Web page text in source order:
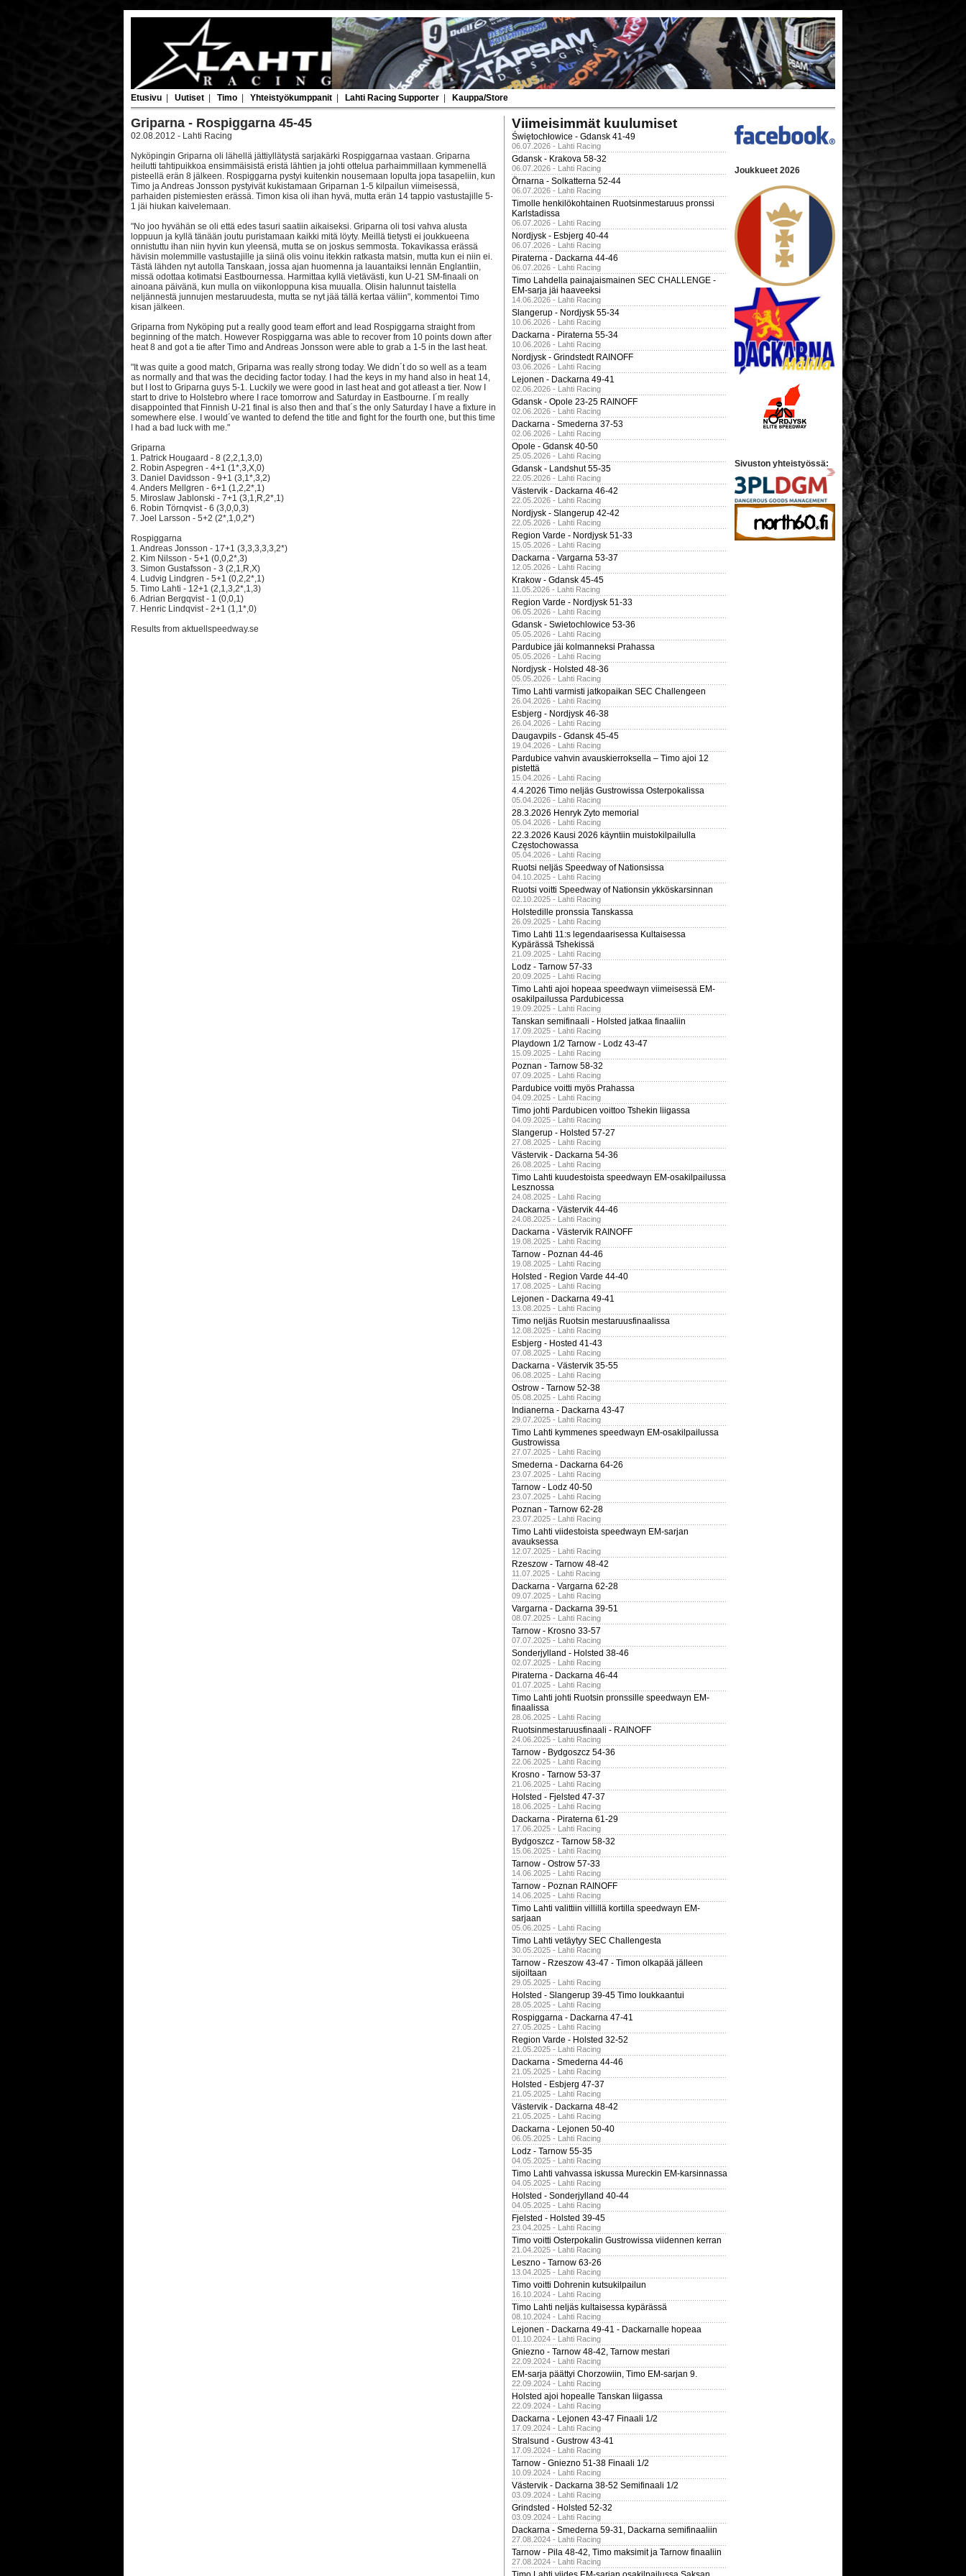
Etusivu Uutiset Timo Yhteistyökumppanit Lahti Racing Supporter Kauppa/Store
Griparna - Rospiggarna 45-45
02.08.2012 - Lahti Racing
Nyköpingin Griparna oli lähellä jättiyllätystä sarjakärki Rospiggarnaa vastaan. Griparna
heilutti tahtipuikkoa ensimmäisistä eristä lähtien ja johti ottelua parhaimmillaan kymmenellä
pisteellä erän 8 jälkeen. Rospiggarna pystyi kuitenkin nousemaan lopulta jopa tasapeliin, kun
Timo ja Andreas Jonsson pystyivät kukistamaan Griparnan 1-5 kilpailun viimeisessä,
parhaiden pistemiesten erässä. Timon kisa oli ihan hyvä, mutta erän 14 tappio vastustajille 5-
1 jäi hiukan kaivelemaan.
"No joo hyvähän se oli että edes tasuri saatiin aikaiseksi. Griparna oli tosi vahva alusta
loppuun ja kyllä tänään joutu puristamaan kaikki mitä löyty. Meillä tietysti ei joukkueena
onnistuttu ihan niin hyvin kun yleensä, mutta se on joskus semmosta. Tokavikassa erässä
hävisin molemmille vastustajille ja siinä olis voinu itekkin ratkasta matsin, mutta kun ei niin ei.
Tästä lähden nyt autolla Tanskaan, jossa ajan huomenna ja lauantaiksi lennän Englantiin,
missä odottaa kotimatsi Eastbournessa. Harmittaa kyllä vietävästi, kun U-21 SM-finaali on
ainoana päivänä, kun mulla on viikonloppuna kisa muualla. Olisin halunnut taistella
neljännestä junnujen mestaruudesta, mutta se nyt jää tällä kertaa väliin", kommentoi Timo
kisan jälkeen.
Griparna from Nyköping put a really good team effort and lead Rospiggarna straight from
beginning of the match. However Rospiggarna was able to recover from 10 points down after
heat 8 and got a tie after Timo and Andreas Jonsson were able to grab a 1-5 in the last heat.
"It was quite a good match, Griparna was really strong today. We didn´t do so well as a team
as normally and that was the deciding factor today. I had the keys in my hand also in heat 14,
but I lost to Griparna guys 5-1. Luckily we were good in last heat and got atleast a tier. Now I
start to drive to Holstebro where I race tomorrow and Saturday in Eastbourne. I´m really
disappointed that Finnish U-21 final is also then and that´s the only Saturday I have a fixture in
somewhere else. I would´ve wanted to defend the title and fight for the fourth one, but this time
I had a bad luck with me."
Griparna
1. Patrick Hougaard - 8 (2,2,1,3,0)
2. Robin Aspegren - 4+1 (1*,3,X,0)
3. Daniel Davidsson - 9+1 (3,1*,3,2)
4. Anders Mellgren - 6+1 (1,2,2*,1)
5. Miroslaw Jablonski - 7+1 (3,1,R,2*,1)
6. Robin Törnqvist - 6 (3,0,0,3)
7. Joel Larsson - 5+2 (2*,1,0,2*)
Rospiggarna
1. Andreas Jonsson - 17+1 (3,3,3,3,3,2*)
2. Kim Nilsson - 5+1 (0,0,2*,3)
3. Simon Gustafsson - 3 (2,1,R,X)
4. Ludvig Lindgren - 5+1 (0,2,2*,1)
5. Timo Lahti - 12+1 (2,1,3,2*,1,3)
6. Adrian Bergqvist - 1 (0,0,1)
7. Henric Lindqvist - 2+1 (1,1*,0)
Results from aktuellspeedway.se
Viimeisimmät kuulumiset
Świętochłowice - Gdansk 41-49
06.07.2026 - Lahti Racing
Gdansk - Krakova 58-32
06.07.2026 - Lahti Racing
Örnarna - Solkatterna 52-44
06.07.2026 - Lahti Racing
Timolle henkilökohtainen Ruotsinmestaruus pronssi
Karlstadissa
06.07.2026 - Lahti Racing
Nordjysk - Esbjerg 40-44
06.07.2026 - Lahti Racing
Piraterna - Dackarna 44-46
06.07.2026 - Lahti Racing
Timo Lahdella painajaismainen SEC CHALLENGE -
EM-sarja jäi haaveeksi
14.06.2026 - Lahti Racing
Slangerup - Nordjysk 55-34
10.06.2026 - Lahti Racing
Dackarna - Piraterna 55-34
10.06.2026 - Lahti Racing
Nordjysk - Grindstedt RAINOFF
03.06.2026 - Lahti Racing
Lejonen - Dackarna 49-41
02.06.2026 - Lahti Racing
Gdansk - Opole 23-25 RAINOFF
02.06.2026 - Lahti Racing
Dackarna - Smederna 37-53
02.06.2026 - Lahti Racing
Opole - Gdansk 40-50
25.05.2026 - Lahti Racing
Gdansk - Landshut 55-35
22.05.2026 - Lahti Racing
Västervik - Dackarna 46-42
22.05.2026 - Lahti Racing
Nordjysk - Slangerup 42-42
22.05.2026 - Lahti Racing
Region Varde - Nordjysk 51-33
15.05.2026 - Lahti Racing
Dackarna - Vargarna 53-37
12.05.2026 - Lahti Racing
Krakow - Gdansk 45-45
11.05.2026 - Lahti Racing
Region Varde - Nordjysk 51-33
06.05.2026 - Lahti Racing
Gdansk - Swietochlowice 53-36
05.05.2026 - Lahti Racing
Pardubice jäi kolmanneksi Prahassa
05.05.2026 - Lahti Racing
Nordjysk - Holsted 48-36
05.05.2026 - Lahti Racing
Timo Lahti varmisti jatkopaikan SEC Challengeen
26.04.2026 - Lahti Racing
Esbjerg - Nordjysk 46-38
26.04.2026 - Lahti Racing
Daugavpils - Gdansk 45-45
19.04.2026 - Lahti Racing
Pardubice vahvin avauskierroksella – Timo ajoi 12
pistettä
15.04.2026 - Lahti Racing
4.4.2026 Timo neljäs Gustrowissa Osterpokalissa
05.04.2026 - Lahti Racing
28.3.2026 Henryk Zyto memorial
05.04.2026 - Lahti Racing
22.3.2026 Kausi 2026 käyntiin muistokilpailulla
Częstochowassa
05.04.2026 - Lahti Racing
Ruotsi neljäs Speedway of Nationsissa
04.10.2025 - Lahti Racing
Ruotsi voitti Speedway of Nationsin ykköskarsinnan
02.10.2025 - Lahti Racing
Holstedille pronssia Tanskassa
26.09.2025 - Lahti Racing
Timo Lahti 11:s legendaarisessa Kultaisessa
Kypärässä Tshekissä
21.09.2025 - Lahti Racing
Lodz - Tarnow 57-33
20.09.2025 - Lahti Racing
Timo Lahti ajoi hopeaa speedwayn viimeisessä EM-
osakilpailussa Pardubicessa
19.09.2025 - Lahti Racing
Tanskan semifinaali - Holsted jatkaa finaaliin
17.09.2025 - Lahti Racing
Playdown 1/2 Tarnow - Lodz 43-47
15.09.2025 - Lahti Racing
Poznan - Tarnow 58-32
07.09.2025 - Lahti Racing
Pardubice voitti myös Prahassa
04.09.2025 - Lahti Racing
Timo johti Pardubicen voittoo Tshekin liigassa
04.09.2025 - Lahti Racing
Slangerup - Holsted 57-27
27.08.2025 - Lahti Racing
Västervik - Dackarna 54-36
26.08.2025 - Lahti Racing
Timo Lahti kuudestoista speedwayn EM-osakilpailussa
Lesznossa
24.08.2025 - Lahti Racing
Dackarna - Västervik 44-46
24.08.2025 - Lahti Racing
Dackarna - Västervik RAINOFF
19.08.2025 - Lahti Racing
Tarnow - Poznan 44-46
19.08.2025 - Lahti Racing
Holsted - Region Varde 44-40
17.08.2025 - Lahti Racing
Lejonen - Dackarna 49-41
13.08.2025 - Lahti Racing
Timo neljäs Ruotsin mestaruusfinaalissa
12.08.2025 - Lahti Racing
Esbjerg - Hosted 41-43
07.08.2025 - Lahti Racing
Dackarna - Västervik 35-55
06.08.2025 - Lahti Racing
Ostrow - Tarnow 52-38
05.08.2025 - Lahti Racing
Indianerna - Dackarna 43-47
29.07.2025 - Lahti Racing
Timo Lahti kymmenes speedwayn EM-osakilpailussa
Gustrowissa
27.07.2025 - Lahti Racing
Smederna - Dackarna 64-26
23.07.2025 - Lahti Racing
Tarnow - Lodz 40-50
23.07.2025 - Lahti Racing
Poznan - Tarnow 62-28
23.07.2025 - Lahti Racing
Timo Lahti viidestoista speedwayn EM-sarjan
avauksessa
12.07.2025 - Lahti Racing
Rzeszow - Tarnow 48-42
11.07.2025 - Lahti Racing
Dackarna - Vargarna 62-28
09.07.2025 - Lahti Racing
Vargarna - Dackarna 39-51
08.07.2025 - Lahti Racing
Tarnow - Krosno 33-57
07.07.2025 - Lahti Racing
Sonderjylland - Holsted 38-46
02.07.2025 - Lahti Racing
Piraterna - Dackarna 46-44
01.07.2025 - Lahti Racing
Timo Lahti johti Ruotsin pronssille speedwayn EM-
finaalissa
28.06.2025 - Lahti Racing
Ruotsinmestaruusfinaali - RAINOFF
24.06.2025 - Lahti Racing
Tarnow - Bydgoszcz 54-36
22.06.2025 - Lahti Racing
Krosno - Tarnow 53-37
21.06.2025 - Lahti Racing
Holsted - Fjelsted 47-37
18.06.2025 - Lahti Racing
Dackarna - Piraterna 61-29
17.06.2025 - Lahti Racing
Bydgoszcz - Tarnow 58-32
15.06.2025 - Lahti Racing
Tarnow - Ostrow 57-33
14.06.2025 - Lahti Racing
Tarnow - Poznan RAINOFF
14.06.2025 - Lahti Racing
Timo Lahti valittiin villillä kortilla speedwayn EM-
sarjaan
05.06.2025 - Lahti Racing
Timo Lahti vetäytyy SEC Challengesta
30.05.2025 - Lahti Racing
Tarnow - Rzeszow 43-47 - Timon olkapää jälleen
sijoiltaan
29.05.2025 - Lahti Racing
Holsted - Slangerup 39-45 Timo loukkaantui
28.05.2025 - Lahti Racing
Rospiggarna - Dackarna 47-41
27.05.2025 - Lahti Racing
Region Varde - Holsted 32-52
21.05.2025 - Lahti Racing
Dackarna - Smederna 44-46
21.05.2025 - Lahti Racing
Holsted - Esbjerg 47-37
21.05.2025 - Lahti Racing
Västervik - Dackarna 48-42
21.05.2025 - Lahti Racing
Dackarna - Lejonen 50-40
06.05.2025 - Lahti Racing
Lodz - Tarnow 55-35
04.05.2025 - Lahti Racing
Timo Lahti vahvassa iskussa Mureckin EM-karsinnassa
04.05.2025 - Lahti Racing
Holsted - Sonderjylland 40-44
04.05.2025 - Lahti Racing
Fjelsted - Holsted 39-45
23.04.2025 - Lahti Racing
Timo voitti Osterpokalin Gustrowissa viidennen kerran
21.04.2025 - Lahti Racing
Leszno - Tarnow 63-26
13.04.2025 - Lahti Racing
Timo voitti Dohrenin kutsukilpailun
16.10.2024 - Lahti Racing
Timo Lahti neljäs kultaisessa kypärässä
08.10.2024 - Lahti Racing
Lejonen - Dackarna 49-41 - Dackarnalle hopeaa
01.10.2024 - Lahti Racing
Gniezno - Tarnow 48-42, Tarnow mestari
22.09.2024 - Lahti Racing
EM-sarja päättyi Chorzowiin, Timo EM-sarjan 9.
22.09.2024 - Lahti Racing
Holsted ajoi hopealle Tanskan liigassa
22.09.2024 - Lahti Racing
Dackarna - Lejonen 43-47 Finaali 1/2
17.09.2024 - Lahti Racing
Stralsund - Gustrow 43-41
17.09.2024 - Lahti Racing
Tarnow - Gniezno 51-38 Finaali 1/2
10.09.2024 - Lahti Racing
Västervik - Dackarna 38-52 Semifinaali 1/2
03.09.2024 - Lahti Racing
Grindsted - Holsted 52-32
03.09.2024 - Lahti Racing
Dackarna - Smederna 59-31, Dackarna semifinaaliin
27.08.2024 - Lahti Racing
Tarnow - Pila 48-42, Timo maksimit ja Tarnow finaaliin
27.08.2024 - Lahti Racing
Joukkueet 2026
Sivuston yhteistyössä: